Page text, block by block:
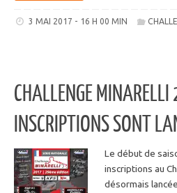
3 MAI 2017 - 16 H 00 MIN
CHALLENGE
INSCRIPTIONS SONT
Le début de
inscriptions au
désormais